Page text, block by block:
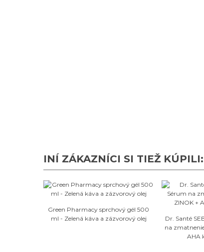
INÍ ZÁKAZNÍCI SI TIEŽ KÚPILI:
Obľúbené
Green Pharmacy sprchový gél 500
ml - Zelená káva a zázvorový olej
Dr. Santé
na
AHA